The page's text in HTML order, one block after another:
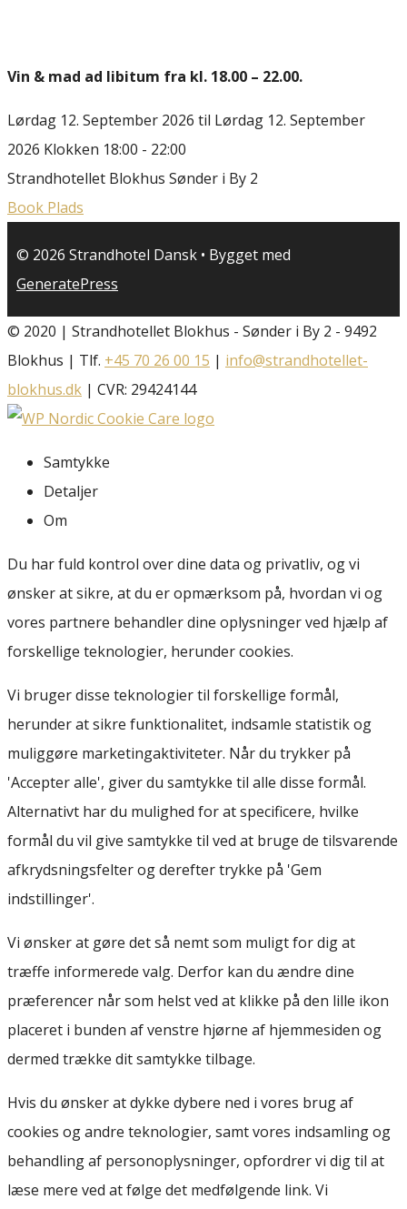
Vin & mad ad libitum fra kl. 18.00 – 22.00.
Lørdag 12. September 2026 til Lørdag 12. September
2026 Klokken 18:00 - 22:00
Strandhotellet Blokhus Sønder i By 2
Book Plads
© 2026 Strandhotel Dansk • Bygget med
GeneratePress
© 2020 | Strandhotellet Blokhus - Sønder i By 2 - 9492
Blokhus | Tlf. +45 70 26 00 15 | info@strandhotellet-
blokhus.dk | CVR: 29424144
Samtykke
Detaljer
Om
Du har fuld kontrol over dine data og privatliv, og vi
ønsker at sikre, at du er opmærksom på, hvordan vi og
vores partnere behandler dine oplysninger ved hjælp af
forskellige teknologier, herunder cookies.
Vi bruger disse teknologier til forskellige formål,
herunder at sikre funktionalitet, indsamle statistik og
muliggøre marketingaktiviteter. Når du trykker på
'Accepter alle', giver du samtykke til alle disse formål.
Alternativt har du mulighed for at specificere, hvilke
formål du vil give samtykke til ved at bruge de tilsvarende
afkrydsningsfelter og derefter trykke på 'Gem
indstillinger'.
Vi ønsker at gøre det så nemt som muligt for dig at
træffe informerede valg. Derfor kan du ændre dine
præferencer når som helst ved at klikke på den lille ikon
placeret i bunden af venstre hjørne af hjemmesiden og
dermed trække dit samtykke tilbage.
Hvis du ønsker at dykke dybere ned i vores brug af
cookies og andre teknologier, samt vores indsamling og
behandling af personoplysninger, opfordrer vi dig til at
læse mere ved at følge det medfølgende link. Vi